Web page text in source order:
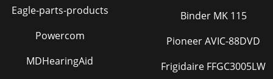
Eagle-parts-products
Powercom
MDHearingAid
Binder MK 115
Pioneer AVIC-88DVD
Frigidaire FFGC3005LW